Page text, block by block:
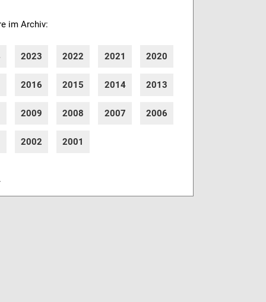
im Archiv:
2023 2022 2021 2020
2016 2015 2014 2013
2009 2008 2007 2006
2002 2001